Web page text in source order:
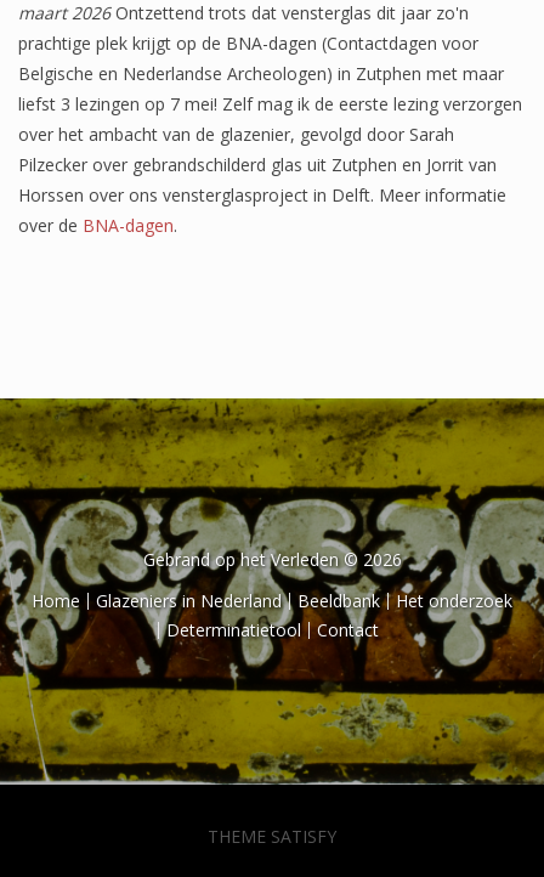
maart 2026Ontzettend trots dat vensterglas dit jaar zo'n
prachtige plek krijgt op de BNA-dagen (Contactdagen voor
Belgische en Nederlandse Archeologen) in Zutphen met maar
liefst 3 lezingen op 7 mei! Zelf mag ik de eerste lezing verzorgen
over het ambacht van de glazenier, gevolgd door Sarah
Pilzecker over gebrandschilderd glas uit Zutphen en Jorrit van
Horssen over ons vensterglasproject in Delft. Meer informatie
over de BNA-dagen.
Gebrand op het Verleden © 2026
Home
Glazeniers in Nederland Beeldbank
Het onderzoek
Determinatietool
Contact
THEME SATISFY